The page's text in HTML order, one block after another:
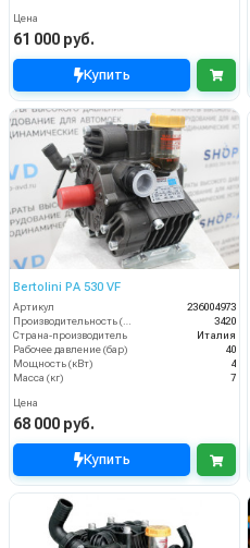
Цена
61 000 руб.
Купить
Bertolini PA 530 VF
Артикул
236004973
Производительность (л/ч)
3420
Страна-производитель
Италия
Рабочее давление (бар)
40
Мощность (кВт)
4
Масса (кг)
7
Цена
68 000 руб.
Купить